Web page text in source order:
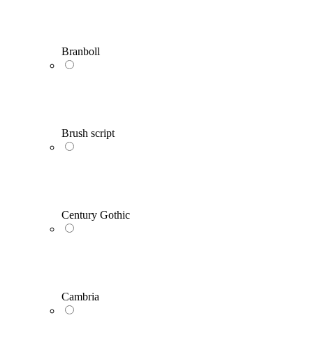
Branboll
Brush script
Century Gothic
Cambria